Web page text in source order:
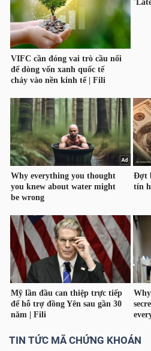
TIN TỨC MÃ CHỨNG KHOÁN
YẾU
TIÊU
THIẾT
YẾU
CHĂM
SÓC
SỨC
KHỎE
CHÍNH